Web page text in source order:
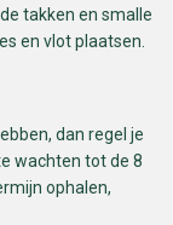
takken en smalle
en vlot plaatsen.
dan regel je
wachten tot de 8
ophalen,